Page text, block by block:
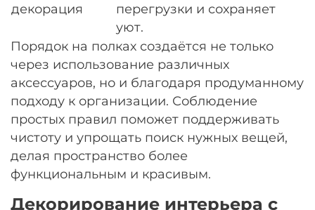
декорация
перегрузки и сохраняет
уют.
Порядок на полках создаётся не только
через использование различных
аксессуаров, но и благодаря продуманному
подходу к организации. Соблюдение
простых правил поможет поддерживать
чистоту и упрощать поиск нужных вещей,
делая пространство более
функциональным и красивым.
Декорирование интерьера с